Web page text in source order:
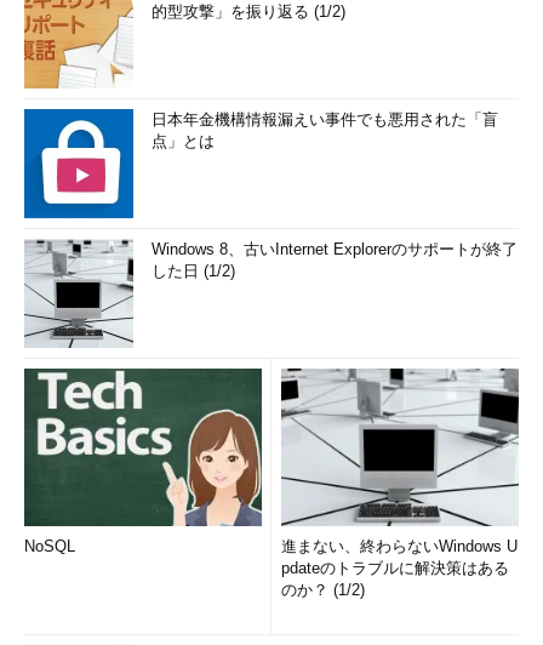
的型攻撃」を振り返る (1/2)
日本年金機構情報漏えい事件でも悪用された「盲
点」とは
Windows 8、古いInternet Explorerのサポートが終了
した日 (1/2)
NoSQL
進まない、終わらないWindows U
pdateのトラブルに解決策はある
のか？ (1/2)